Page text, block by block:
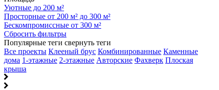
Уютные до 200 м²
Просторные от 200 м² до 300 м²
Бескомпромиссные от 300 м²
Сбросить фильтры
Популярные теги свернуть теги
Все проекты Клееный брус Комбинированные Каменные
дома 1-этажные 2-этажные Авторские Фахверк Плоская
крыша